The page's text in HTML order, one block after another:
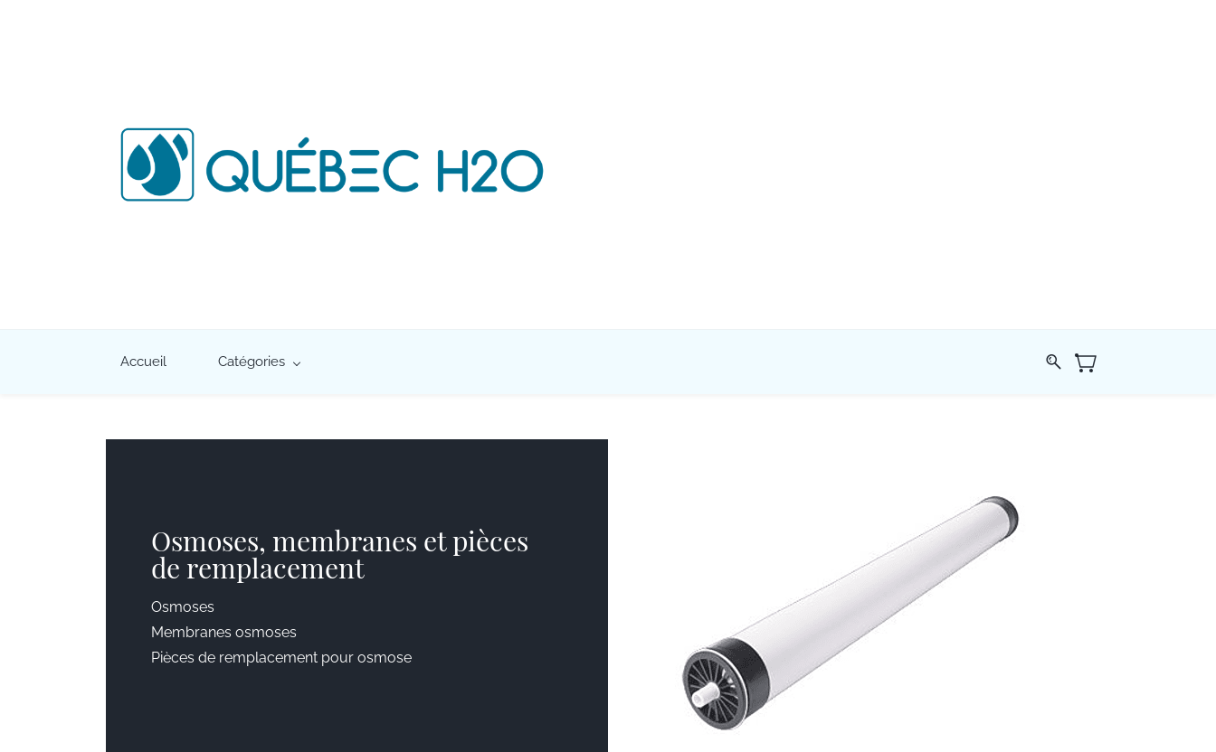
Accueil Catégories
Osmoses, membranes et pièces
de remplacement
Osmoses
Membranes osmoses
Pièces de remplacement pour osmose